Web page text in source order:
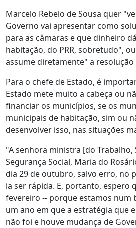
Marcelo Rebelo de Sousa quer
Governo vai apresentar como
para as câmaras e que dinheiro
habitação, do PRR, sobretudo",
assume diretamente" a
Para o chefe de Estado, é
Estado mete muito a cabeça ou
financiar os municípios, se os
municipais de habitação, sim ou
desenvolver isso, nas situações
"A senhora ministra [do Trabalho,
Segurança Social, Maria do
dia 29 de outubro, salvo erro, no
ia ser rápida. E, portanto, espero
fevereiro -- porque estamos num
um ano em que a estratégia que
não foi e houve mudança de